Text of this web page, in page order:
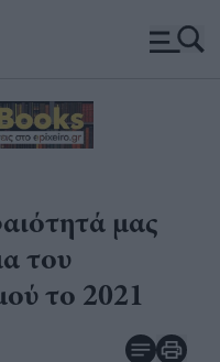
μας
του
το 2021​